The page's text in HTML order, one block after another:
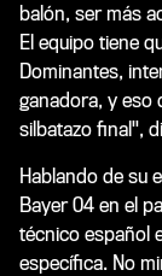
balón, ser más
El equipo tiene
Dominantes,
ganadora, y eso
silbatazo final",
Hablando de su
Bayer 04 en el
técnico español
específica. No